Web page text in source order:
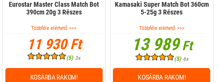
Eurostar Master Class Match Bot
390cm 20g 3 Részes
Többféle elérhető >>>
11 930 Ft
(5) 3x
KOSÁRBA RAKOM!
Kamasaki Super Match Bot 360cm
5-25g 3 Részes
Többféle elérhető >>>
13 989Ft
(5) 6x
KOSÁRBA RAKOM!